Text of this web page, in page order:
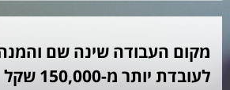
מקום העבודה שינה שם
לעובדת יותר מ-150,000 שקל